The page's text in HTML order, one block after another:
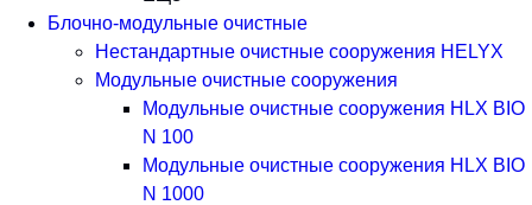
Блочно-модульные очистные
Нестандартные очистные сооружения HELYX
Модульные очистные сооружения
Модульные очистные сооружения HLX BIO
N 100
Модульные очистные сооружения HLX BIO
N 1000